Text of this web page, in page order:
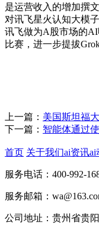
是运营收入的增加撰
对讯飞星火认知大模
讯飞做为A股市场的
比赛，进一步提拔
上一篇： 美国斯坦福
下一篇： 智能体通过
首页 关于我们ai资讯ai
服务电话：400-992-
服务邮箱：
公司地址：贵州省贵